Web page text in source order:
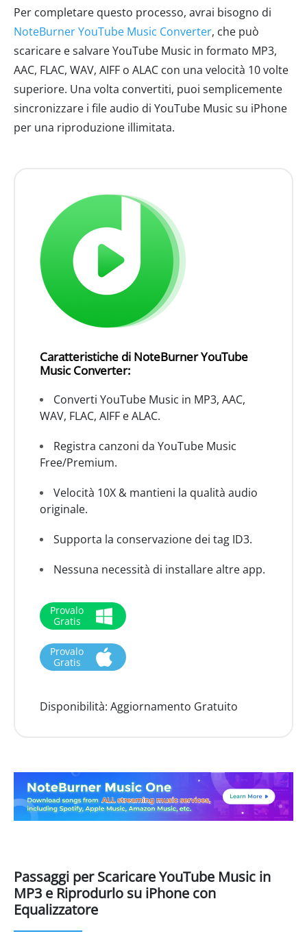
Per completare questo processo, avrai bisogno di
NoteBurner YouTube Music Converter, che può
scaricare e salvare YouTube Music in formato MP3,
AAC, FLAC, WAV, AIFF o ALAC con una velocità 10 volte
superiore. Una volta convertiti, puoi semplicemente
sincronizzare i file audio di YouTube Music su iPhone
per una riproduzione illimitata.
Caratteristiche di NoteBurner YouTube
Music Converter:
Converti YouTube Music in MP3, AAC,
WAV, FLAC, AIFF e ALAC.
Registra canzoni da YouTube Music
Free/Premium.
Velocità 10X & mantieni la qualità audio
originale.
Supporta la conservazione dei tag ID3.
Nessuna necessità di installare altre app.
Provalo
Gratis
Provalo
Gratis
Disponibilità: Aggiornamento Gratuito
Passaggi per Scaricare YouTube Music in
MP3 e Riprodurlo su iPhone con
Equalizzatore